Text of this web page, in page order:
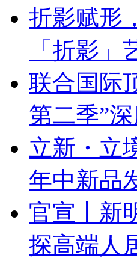
折影赋形
「折影
联合国际
第二季”
立新・立
年中新品
官宣丨新
探高端人